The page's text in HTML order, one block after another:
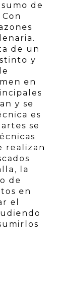
de
de un
y
en
y se
es
se
realizan
la
de
en
el